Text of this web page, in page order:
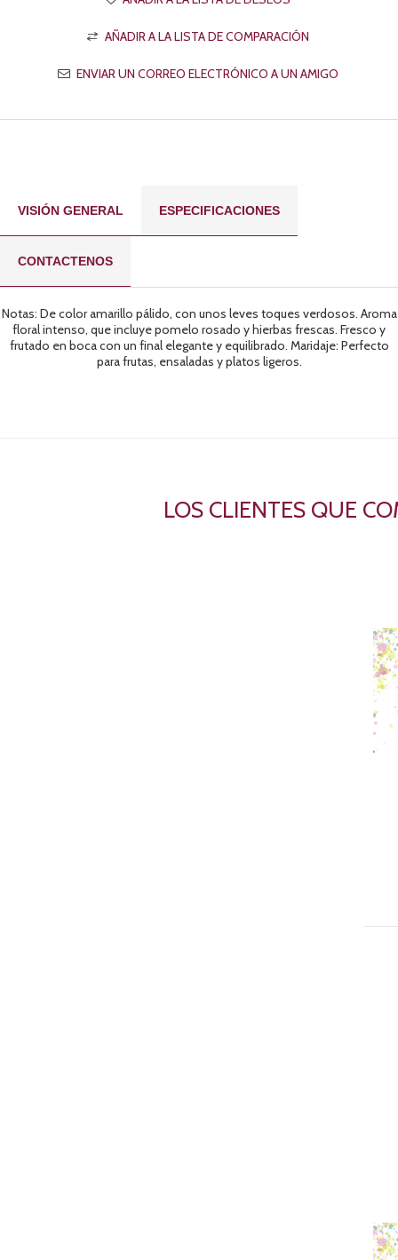
VISIÓN GENERAL ESPECIFICACIONES
CONTACTENOS
Notas: De color amarillo pálido, con unos leves toques verdosos. Aroma
floral intenso, que incluye pomelo rosado y hierbas frescas. Fresco y
frutado en boca con un final elegante y equilibrado. Maridaje: Perfecto
para frutas, ensaladas y platos ligeros.
LOS CLIENTES QUE